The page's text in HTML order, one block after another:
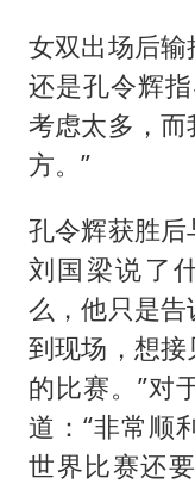
女双出场后
还是孔令辉
考虑太多，
方。”
孔令辉获胜
刘国梁说了
么，他只是
到现场，想
的比赛。”对
道：“非常顺
世界比赛还